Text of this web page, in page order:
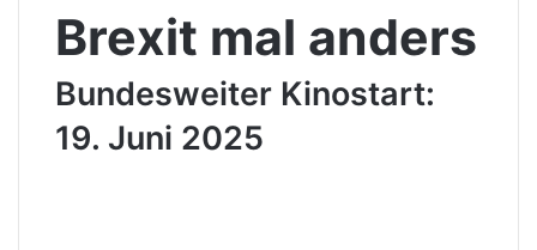
Brexit mal anders
Bundesweiter Kinostart:
19. Juni 2025